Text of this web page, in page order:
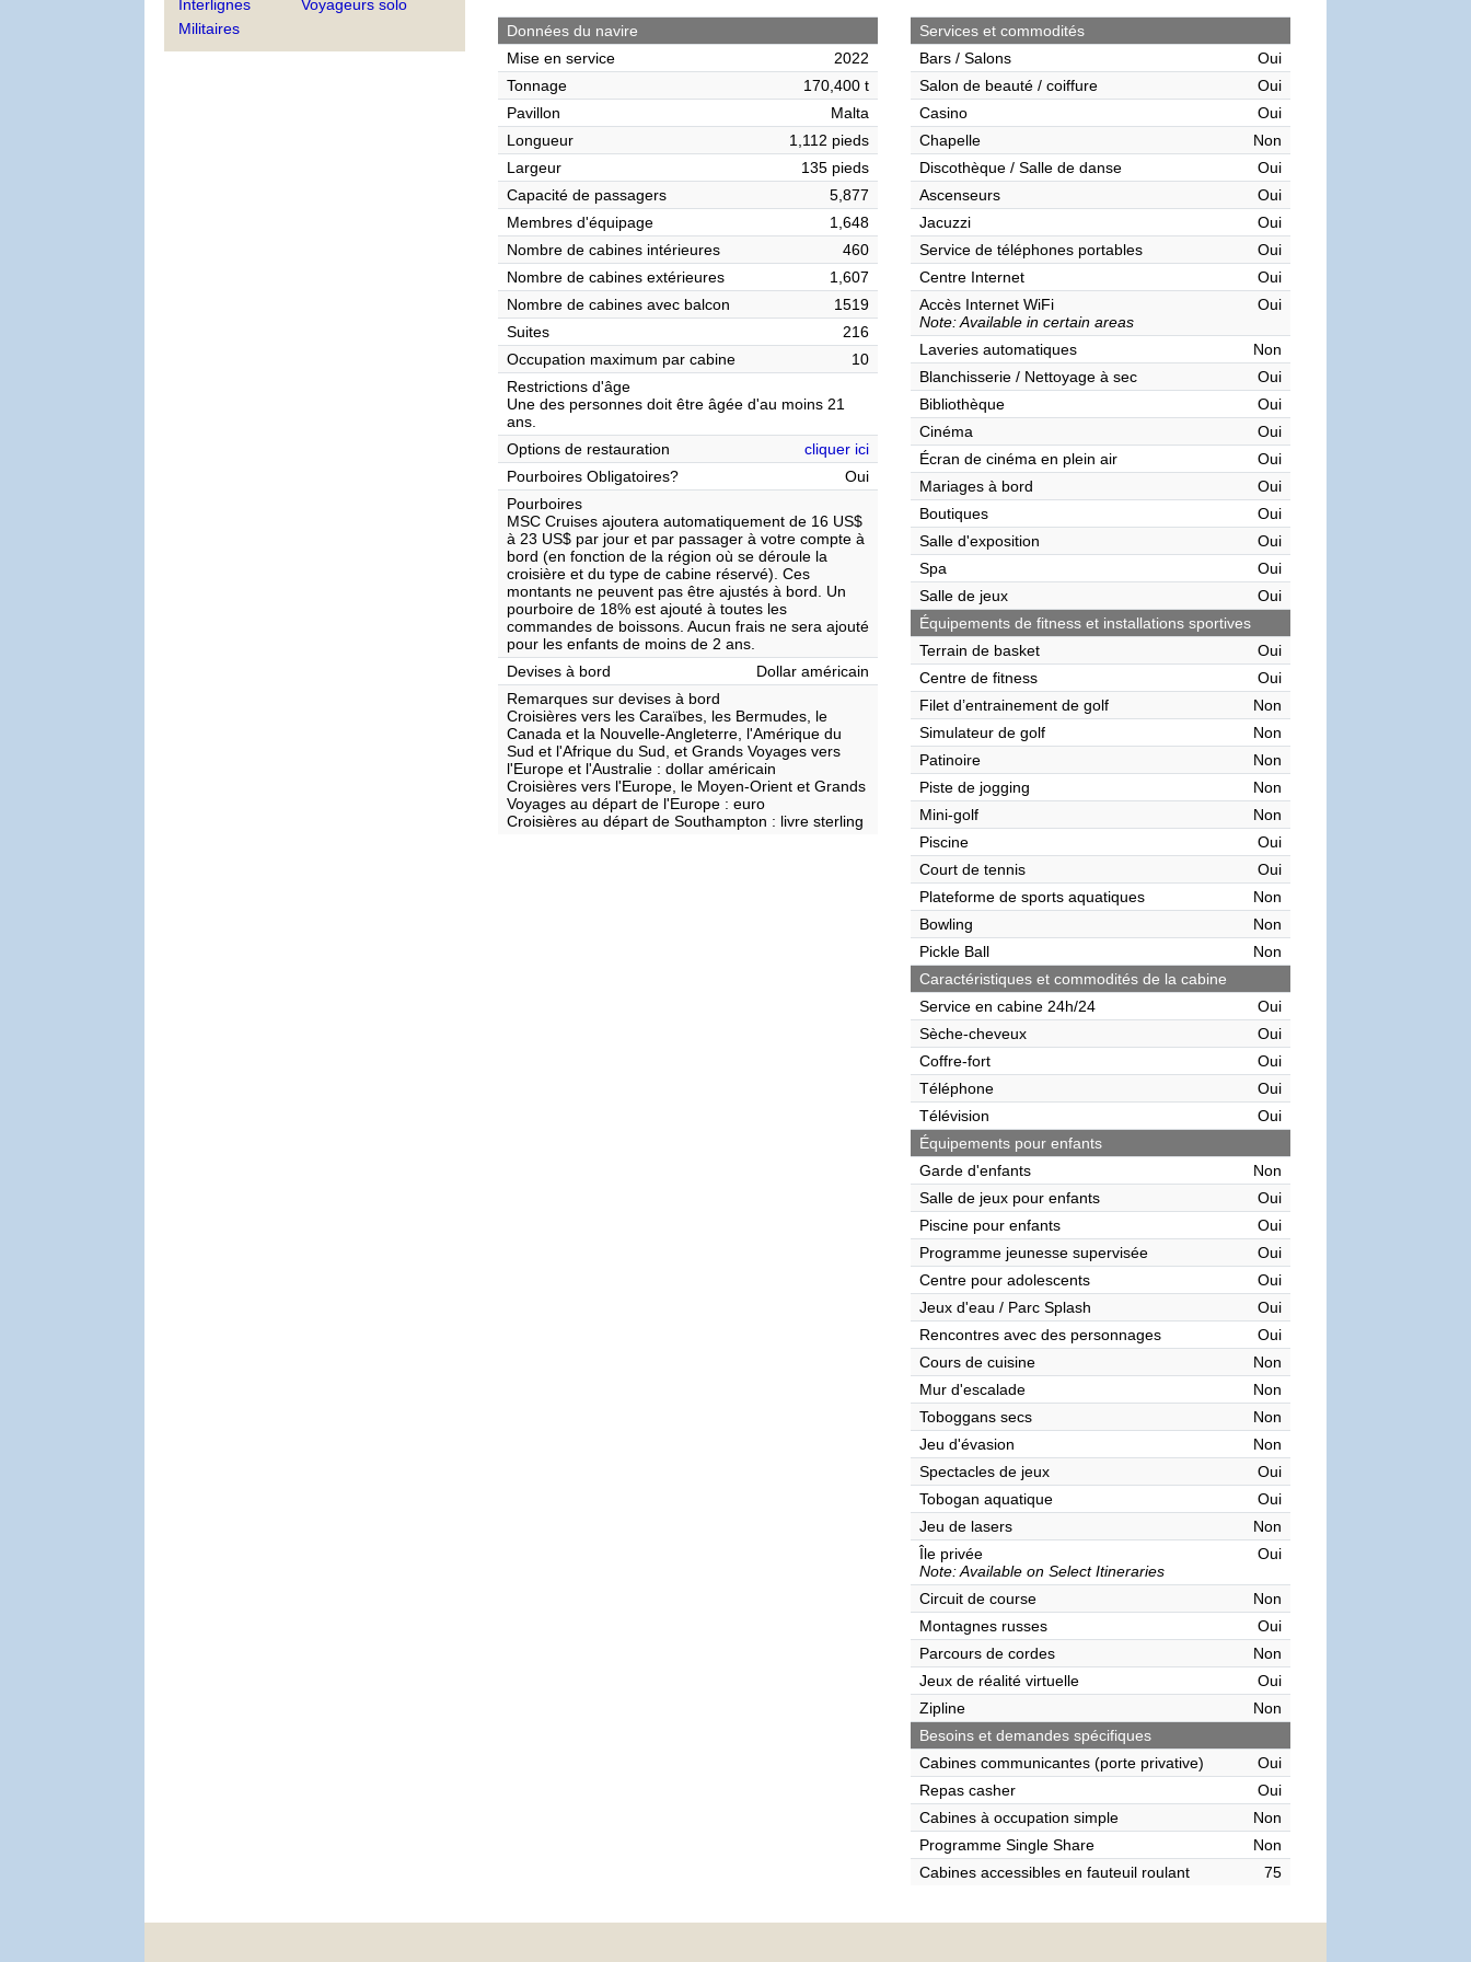
Interlignes
Militaires
Voyageurs solo
Données du navire
Mise en service
2022
Tonnage
170,400 t
Pavillon
Malta
Longueur
1,112 pieds
Largeur
135 pieds
Capacité de passagers
5,877
Membres d'équipage
1,648
Nombre de cabines intérieures
460
Nombre de cabines extérieures
1,607
Nombre de cabines avec balcon
1519
Suites
216
Occupation maximum par cabine
10
Restrictions d'âge
Une des personnes doit être âgée d'au moins 21
ans.
Options de restauration
cliquer ici
Pourboires Obligatoires?
Oui
Pourboires
MSC Cruises ajoutera automatiquement de 16 US$
à 23 US$ par jour et par passager à votre compte à
bord (en fonction de la région où se déroule la
croisière et du type de cabine réservé). Ces
montants ne peuvent pas être ajustés à bord. Un
pourboire de 18% est ajouté à toutes les
commandes de boissons. Aucun frais ne sera ajouté
pour les enfants de moins de 2 ans.
Devises à bord
Dollar américain
Remarques sur devises à bord
Croisières vers les Caraïbes, les Bermudes, le
Canada et la Nouvelle-Angleterre, l'Amérique du
Sud et l'Afrique du Sud, et Grands Voyages vers
l'Europe et l'Australie : dollar américain
Croisières vers l'Europe, le Moyen-Orient et Grands
Voyages au départ de l'Europe : euro
Croisières au départ de Southampton : livre sterling
Services et commodités
Bars / Salons
Oui
Salon de beauté / coiffure
Oui
Casino
Oui
Chapelle
Non
Discothèque / Salle de danse
Oui
Ascenseurs
Oui
Jacuzzi
Oui
Service de téléphones portables
Oui
Centre Internet
Oui
Accès Internet WiFi
Note: Available in certain areas
Oui
Laveries automatiques
Non
Blanchisserie / Nettoyage à sec
Oui
Bibliothèque
Oui
Cinéma
Oui
Écran de cinéma en plein air
Oui
Mariages à bord
Oui
Boutiques
Oui
Salle d'exposition
Oui
Spa
Oui
Salle de jeux
Oui
Équipements de fitness et installations sportives
Terrain de basket
Oui
Centre de fitness
Oui
Filet d’entrainement de golf
Non
Simulateur de golf
Non
Patinoire
Non
Piste de jogging
Non
Mini-golf
Non
Piscine
Oui
Court de tennis
Oui
Plateforme de sports aquatiques
Non
Bowling
Non
Pickle Ball
Non
Caractéristiques et commodités de la cabine
Service en cabine 24h/24
Oui
Sèche-cheveux
Oui
Coffre-fort
Oui
Téléphone
Oui
Télévision
Oui
Équipements pour enfants
Garde d'enfants
Non
Salle de jeux pour enfants
Oui
Piscine pour enfants
Oui
Programme jeunesse supervisée
Oui
Centre pour adolescents
Oui
Jeux d'eau / Parc Splash
Oui
Rencontres avec des personnages
Oui
Cours de cuisine
Non
Mur d'escalade
Non
Toboggans secs
Non
Jeu d'évasion
Non
Spectacles de jeux
Oui
Tobogan aquatique
Oui
Jeu de lasers
Non
Île privée
Note: Available on Select Itineraries
Oui
Circuit de course
Non
Montagnes russes
Oui
Parcours de cordes
Non
Jeux de réalité virtuelle
Oui
Zipline
Non
Besoins et demandes spécifiques
Cabines communicantes (porte privative)
Oui
Repas casher
Oui
Cabines à occupation simple
Non
Programme Single Share
Non
Cabines accessibles en fauteuil roulant
75